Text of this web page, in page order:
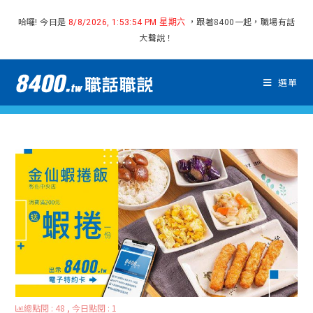
哈囉! 今日是 8/8/2026, 1:53:55 PM 星期六
，跟著8400一起，職場有話
大聲說！
選單
總點閱 : 48 , 今日點閱 : 1